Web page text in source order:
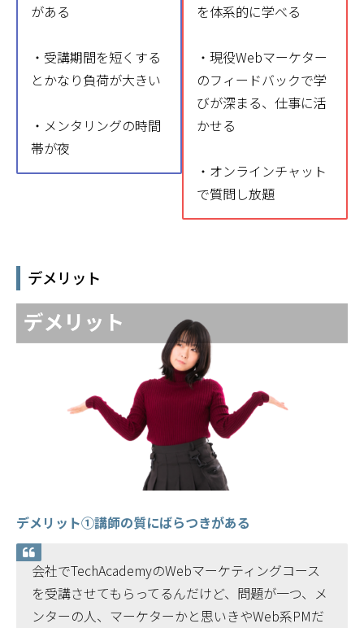
がある
・受講期間を短くする
とかなり負荷が大きい
・メンタリングの時間
帯が夜
を体系的に学べる
・現役Webマーケター
のフィードバックで学
びが深まる、仕事に活
かせる
・オンラインチャット
で質問し放題
デメリット
デメリット①講師の質にばらつきがある
会社でTechAcademyのWebマーケティングコース
を受講させてもらってるんだけど、問題が一つ、メ
ンターの人、マーケターかと思いきやWeb系PMだ